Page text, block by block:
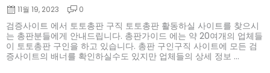
11월 19, 2023 0
검증사이트 에서 토토총판 구직 토토총판 활동하실 사이트를 찾으시
는 총판분들에게 안내드립니다. 총판가이드 에는 약 20여개의 업체들
이 토토총판 구인을 하고 있습니다. 총판 구인구직 사이트에 모든 검
증사이트의 배너를 확인하실수도 있지만 업체들의 상세 정보 ...